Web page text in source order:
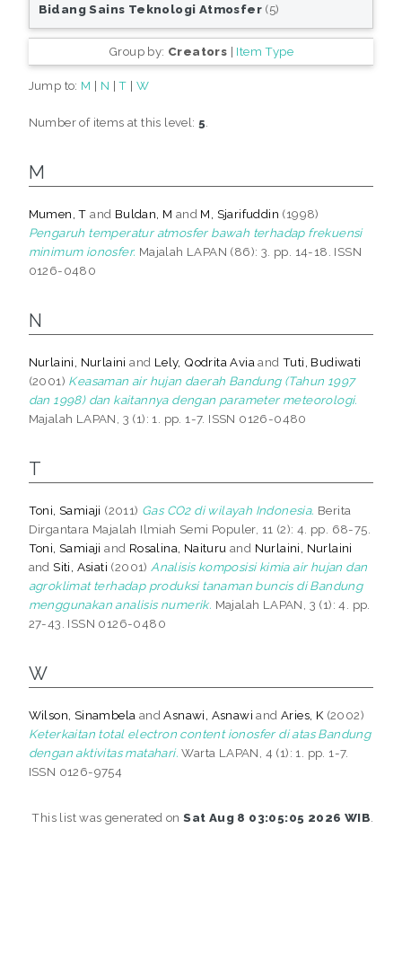
Bidang Sains Teknologi Atmosfer (5)
Group by: Creators | Item Type
Jump to: M | N |T |W
Number of items at this level: 5
M
Mumen, T and Buldan, M and M, Sjarifuddin (1998)
Pengaruh temperatur atmosfer bawah terhadap frekuensi
minimum ionosfer. Majalah LAPAN (86): 3. pp. 14-18. ISSN
0126-0480
N
Nurlaini, Nurlaini and Lely, Qodrita Avia andTuti, Budiwati
(2001) Keasaman air hujan daerah Bandung (Tahun 1997
dan 1998) dan kaitannya dengan parameter meteorologi.
Majalah LAPAN, 3 (1): 1. pp. 1-7. ISSN 0126-0480
T
Toni, Samiaji (2011) Gas CO2 di wilayah Indonesia. Berita
Dirgantara Majalah Ilmiah Semi Populer, 11 (2): 4. pp. 68-75.
Toni, Samiaji and Rosalina, Naituru and Nurlaini, Nurlaini
andSiti, Asiati (2001) Analisis komposisi kimia air hujan dan
agroklimat terhadap produksi tanaman buncis di Bandung
menggunakan analisis numerik. Majalah LAPAN, 3 (1): 4. pp.
27-43. ISSN 0126-0480
W
Wilson, Sinambela andAsnawi, Asnawi andAries, K (2002)
Keterkaitan total electron content ionosfer di atas Bandung
dengan aktivitas matahari. Warta LAPAN, 4 (1): 1. pp. 1-7.
ISSN 0126-9754
This list was generated onSat Aug 8 03:05:05 2026 WIB